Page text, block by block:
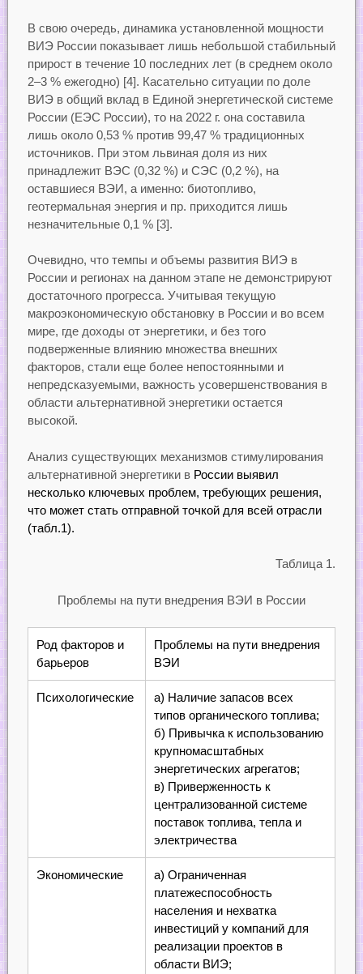
В свою очередь, динамика установленной мощности
ВИЭ России показывает лишь небольшой стабильный
прирост в течение 10 последних лет (в среднем около
2–3 % ежегодно) [4]. Касательно ситуации по доле
ВИЭ в общий вклад в Единой энергетической системе
России (ЕЭС России), то на 2022 г. она составила
лишь около 0,53 % против 99,47 % традиционных
источников. При этом львиная доля из них
принадлежит ВЭС (0,32 %) и СЭС (0,2 %), на
оставшиеся ВЭИ, а именно: биотопливо,
геотермальная энергия и пр. приходится лишь
незначительные 0,1 % [3].
Очевидно, что темпы и объемы развития ВИЭ в
России и регионах на данном этапе не демонстрируют
достаточного прогресса. Учитывая текущую
макроэкономическую обстановку в России и во всем
мире, где доходы от энергетики, и без того
подверженные влиянию множества внешних
факторов, стали еще более непостоянными и
непредсказуемыми, важность усовершенствования в
области альтернативной энергетики остается
высокой.
Анализ существующих механизмов стимулирования
альтернативной энергетики в России выявил
несколько ключевых проблем, требующих решения,
что может стать отправной точкой для всей отрасли
(табл.1).
Таблица 1.
Проблемы на пути внедрения ВЭИ в России
Род факторов и
барьеров
Проблемы на пути внедрения
ВЭИ
Психологические
а) Наличие запасов всех
типов органического топлива;
б) Привычка к использованию
крупномасштабных
энергетических агрегатов;
в) Приверженность к
централизованной системе
поставок топлива, тепла и
электричества
Экономические
а) Ограниченная
платежеспособность
населения и нехватка
инвестиций у компаний для
реализации проектов в
области ВИЭ;